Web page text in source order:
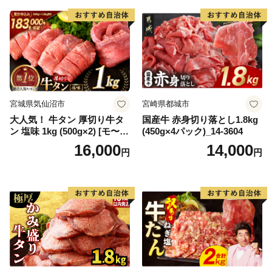
宮城県気仙沼市
大人気！ 牛タン 厚切り牛タ
ン 塩味 1kg (500g×2) [モ〜ラ
ンド 宮城県 気仙沼市 205646
60] 肉 牛肉 精肉 牛たん 牛タ
厚切り タン
16,000円
宮崎県都城市
国産牛 赤身切り落とし1.8kg
(450g×4パック)_14-3604
14,000円